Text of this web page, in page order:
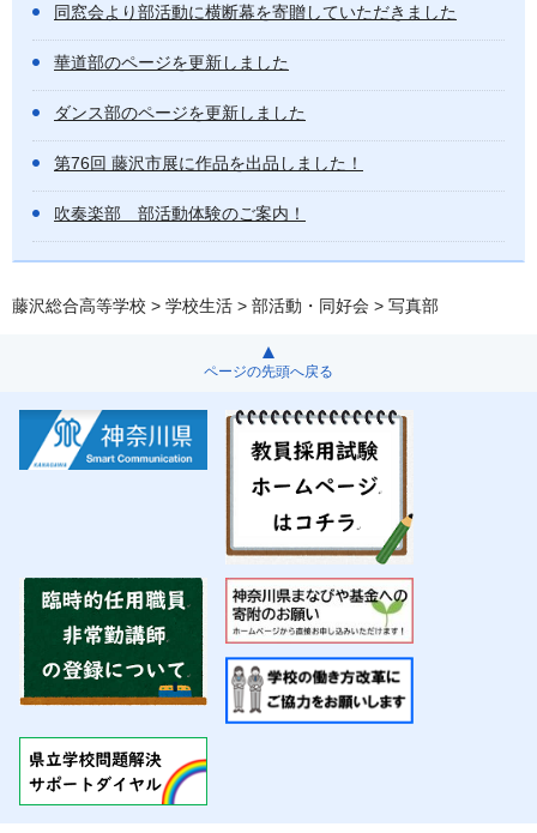
同窓会より部活動に横断幕を寄贈していただきました
華道部のページを更新しました
ダンス部のページを更新しました
第76回 藤沢市展に作品を出品しました！
吹奏楽部 部活動体験のご案内！
藤沢総合高等学校 > 学校生活 > 部活動・同好会 > 写真部
ページの先頭へ戻る